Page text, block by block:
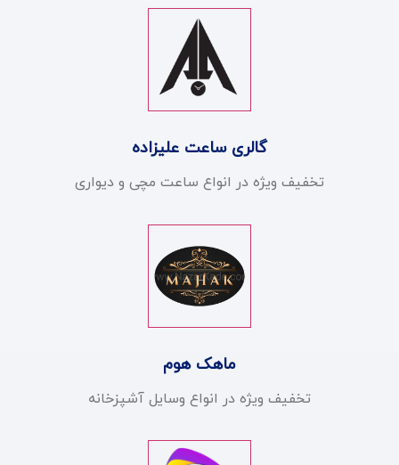
گالری ساعت علیزاده
تخفیف ویژه در انواع ساعت مچی و دیواری
ماهک هوم
تخفیف ویژه در انواع وسایل آشپزخانه